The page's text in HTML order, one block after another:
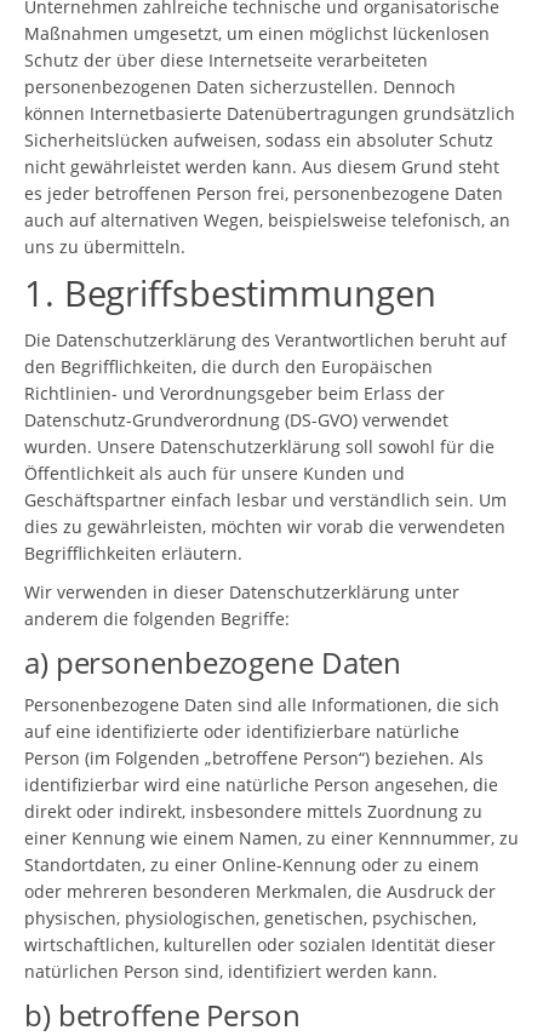
Unternehmen zahlreiche technische und organisatorische
Maßnahmen umgesetzt, um einen möglichst lückenlosen
Schutz der über diese Internetseite verarbeiteten
personenbezogenen Daten sicherzustellen. Dennoch
können Internetbasierte Datenübertragungen grundsätzlich
Sicherheitslücken aufweisen, sodass ein absoluter Schutz
nicht gewährleistet werden kann. Aus diesem Grund steht
es jeder betroffenen Person frei, personenbezogene Daten
auch auf alternativen Wegen, beispielsweise telefonisch, an
uns zu übermitteln.
1. Begriffsbestimmungen
Die Datenschutzerklärung des Verantwortlichen beruht auf
den Begrifflichkeiten, die durch den Europäischen
Richtlinien- und Verordnungsgeber beim Erlass der
Datenschutz-Grundverordnung (DS-GVO) verwendet
wurden. Unsere Datenschutzerklärung soll sowohl für die
Öffentlichkeit als auch für unsere Kunden und
Geschäftspartner einfach lesbar und verständlich sein. Um
dies zu gewährleisten, möchten wir vorab die verwendeten
Begrifflichkeiten erläutern.
Wir verwenden in dieser Datenschutzerklärung unter
anderem die folgenden Begriffe:
a) personenbezogene Daten
Personenbezogene Daten sind alle Informationen, die sich
auf eine identifizierte oder identifizierbare natürliche
Person (im Folgenden „betroffene Person“) beziehen. Als
identifizierbar wird eine natürliche Person angesehen, die
direkt oder indirekt, insbesondere mittels Zuordnung zu
einer Kennung wie einem Namen, zu einer Kennnummer, zu
Standortdaten, zu einer Online-Kennung oder zu einem
oder mehreren besonderen Merkmalen, die Ausdruck der
physischen, physiologischen, genetischen, psychischen,
wirtschaftlichen, kulturellen oder sozialen Identität dieser
natürlichen Person sind, identifiziert werden kann.
b) betroffene Person